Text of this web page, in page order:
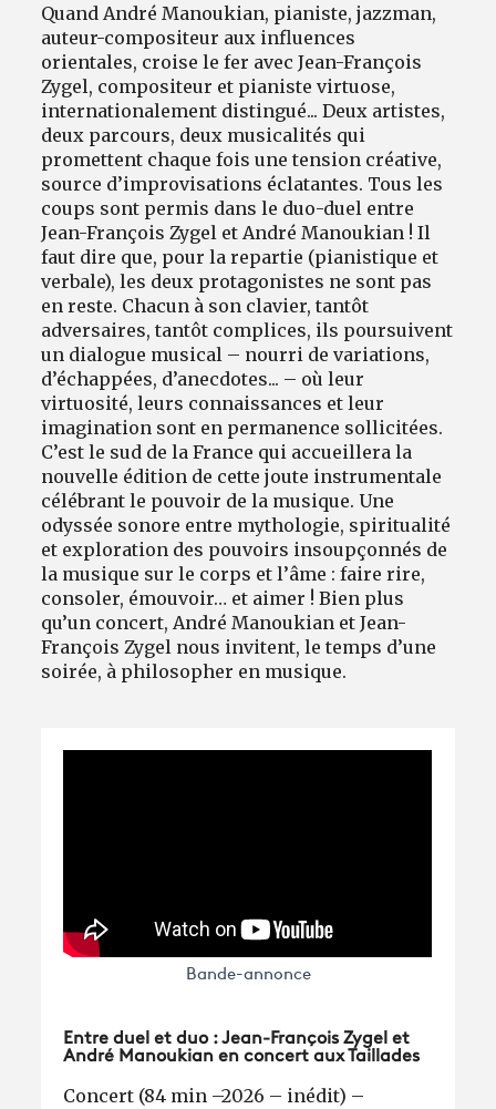
Quand André Manoukian, pianiste, jazzman,
auteur-compositeur aux influences
orientales, croise le fer avec Jean-François
Zygel, compositeur et pianiste virtuose,
internationalement distingué... Deux artistes,
deux parcours, deux musicalités qui
promettent chaque fois une tension créative,
source d’improvisations éclatantes. Tous les
coups sont permis dans le duo-duel entre
Jean-François Zygel et André Manoukian ! Il
faut dire que, pour la repartie (pianistique et
verbale), les deux protagonistes ne sont pas
en reste. Chacun à son clavier, tantôt
adversaires, tantôt complices, ils poursuivent
un dialogue musical – nourri de variations,
d’échappées, d’anecdotes... – où leur
virtuosité, leurs connaissances et leur
imagination sont en permanence sollicitées.
C’est le sud de la France qui accueillera la
nouvelle édition de cette joute instrumentale
célébrant le pouvoir de la musique. Une
odyssée sonore entre mythologie, spiritualité
et exploration des pouvoirs insoupçonnés de
la musique sur le corps et l’âme : faire rire,
consoler, émouvoir… et aimer ! Bien plus
qu’un concert, André Manoukian et Jean-
François Zygel nous invitent, le temps d’une
soirée, à philosopher en musique.
Bande-annonce
Entre duel et duo : Jean-François Zygel et
André Manoukian en concert aux Taillades
Concert (84 min –2026 – inédit) –